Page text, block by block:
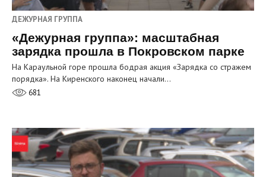
ДЕЖУРНАЯ ГРУППА
«Дежурная группа»: масштабная
зарядка прошла в Покровском парке
На Караульной горе прошла бодрая акция «Зарядка со стражем
порядка». На Киренского наконец начали…
681